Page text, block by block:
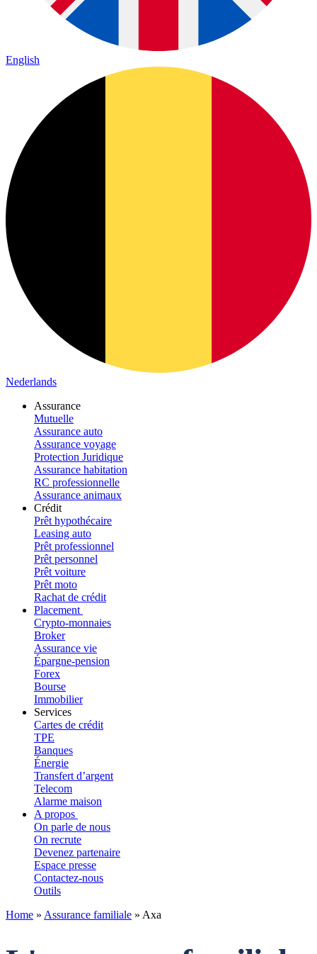
English
Nederlands
Assurance
Mutuelle
Assurance auto
Assurance voyage
Protection Juridique
Assurance habitation
RC professionnelle
Assurance animaux
Crédit
Prêt hypothécaire
Leasing auto
Prêt professionnel
Prêt personnel
Prêt voiture
Prêt moto
Rachat de crédit
Placement
Crypto-monnaies
Broker
Assurance vie
Épargne-pension
Forex
Bourse
Immobilier
Services
Cartes de crédit
TPE
Banques
Énergie
Transfert d’argent
Telecom
Alarme maison
A propos
On parle de nous
On recrute
Devenez partenaire
Espace presse
Contactez-nous
Outils
Home » Assurance familiale » Axa